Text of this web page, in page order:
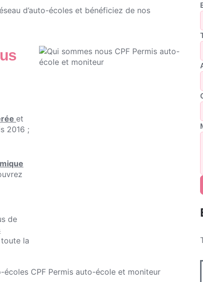
d’auto-écoles et bénéficiez de nos
et
2016 ;
de
la